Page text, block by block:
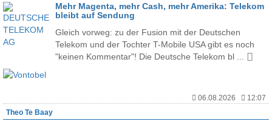
Mehr Magenta, mehr Cash, mehr Amerika: Telekom
bleibt auf Sendung
Gleich vorweg: zu der Fusion mit der Deutschen
Telekom und der Tochter T-Mobile USA gibt es noch
"keinen Kommentar"! Die Deutsche Telekom bl ...
06.08.2026
12:07
Theo Te Baay